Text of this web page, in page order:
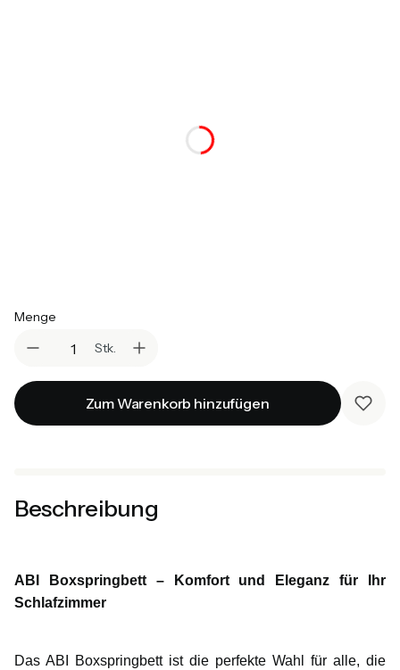
Menge
Stk.
Zum Warenkorb hinzufügen
Beschreibung
ABI Boxspringbett – Komfort und Eleganz für Ihr
Schlafzimmer
Das ABI Boxspringbett ist die perfekte Wahl für alle, die